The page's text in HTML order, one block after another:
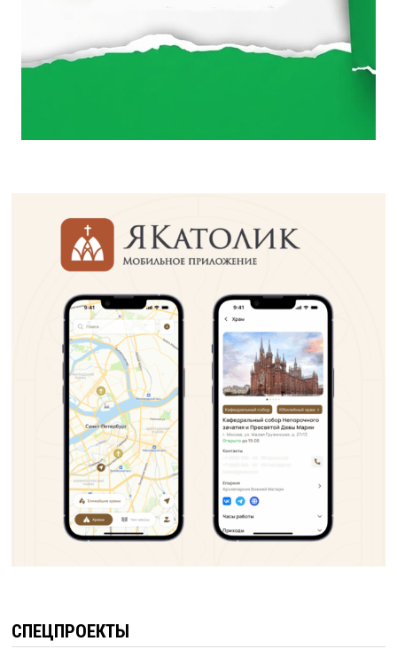
СПЕЦПРОЕКТЫ